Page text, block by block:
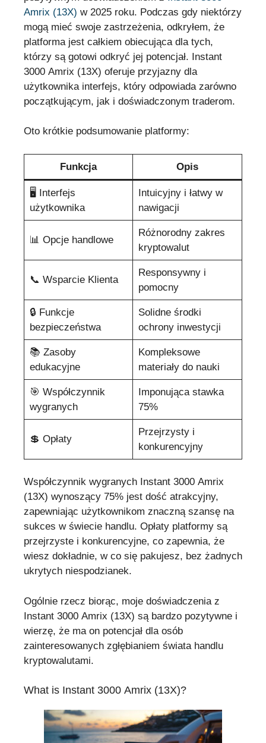
Amrix (13X) w 2025 roku. Podczas gdy niektórzy
mogą mieć swoje zastrzeżenia, odkryłem, że
platforma jest całkiem obiecująca dla tych,
którzy są gotowi odkryć jej potencjał. Instant
3000 Amrix (13X) oferuje przyjazny dla
użytkownika interfejs, który odpowiada zarówno
początkującym, jak i doświadczonym traderom.
Oto krótkie podsumowanie platformy:
Funkcja Opis
🖥️ Interfejs
użytkownika
Intuicyjny i łatwy w
nawigacji
📊 Opcje handlowe
Różnorodny zakres
kryptowalut
📞 Wsparcie Klienta
Responsywny i
pomocny
🔒 Funkcje
bezpieczeństwa
Solidne środki
ochrony inwestycji
📚 Zasoby
edukacyjne
Kompleksowe
materiały do nauki
🎯 Współczynnik
wygranych
Imponująca stawka
75%
💲 Opłaty
Przejrzysty i
konkurencyjny
Współczynnik wygranych Instant 3000 Amrix
(13X) wynoszący 75% jest dość atrakcyjny,
zapewniając użytkownikom znaczną szansę na
sukces w świecie handlu. Opłaty platformy są
przejrzyste i konkurencyjne, co zapewnia, że
wiesz dokładnie, w co się pakujesz, bez żadnych
ukrytych niespodzianek.
Ogólnie rzecz biorąc, moje doświadczenia z
Instant 3000 Amrix (13X) są bardzo pozytywne i
wierzę, że ma on potencjał dla osób
zainteresowanych zgłębianiem świata handlu
kryptowalutami.
What is Instant 3000 Amrix (13X)?